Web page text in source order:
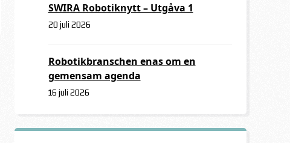
SWIRA Robotiknytt – Utgåva 1
20 juli 2026
Robotikbranschen enas om en
gemensam agenda
16 juli 2026